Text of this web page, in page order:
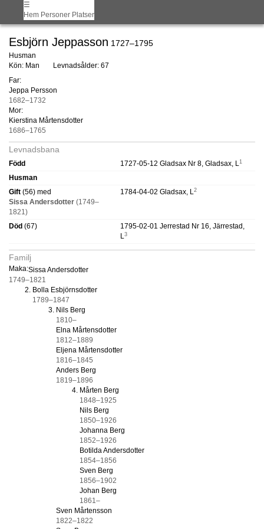
☰
Hem Personer Platser
Esbjörn Jeppasson 1727–1795
Husman
Kön: Man
Levnadsålder: 67
Far:
Jeppa Persson
1682–1732
Mor:
Kierstina Mårtensdotter
1686–1765
Levnadsbana
Född 1727-05-12 Gladsax Nr 8, Gladsax, L1
Husman
Gift (56) med
Sissa Andersdotter (1749–
1821)
1784-04-02 Gladsax, L2
Död (67)
1795-02-01 Jerrestad Nr 16, Järrestad,
L3
Familj
Maka:Sissa Andersdotter
1749–1821
Bolla Esbjörnsdotter
1789–1847
Nils Berg
1810–
Elna Mårtensdotter
1812–1889
Eljena Mårtensdotter
1816–1845
Anders Berg
1819–1896
Mårten Berg
1848–1925
Nils Berg
1850–1926
Johanna Berg
1852–1926
Botilda Andersdotter
1854–1856
Sven Berg
1856–1902
Johan Berg
1861–
Sven Mårtensson
1822–1822